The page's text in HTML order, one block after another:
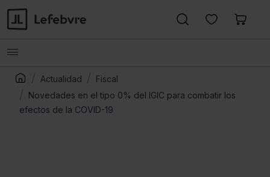
Actualidad
Fiscal
Novedades en el tipo 0% del IGIC para combatir los
efectos de la COVID-19